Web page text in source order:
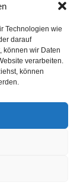
Technologien wie
darauf
können wir Daten
verarbeiten.
können